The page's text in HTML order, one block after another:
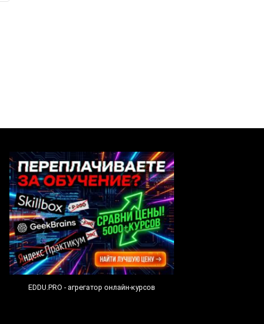
EDDU.PRO - агрегатор онлайн-курсов